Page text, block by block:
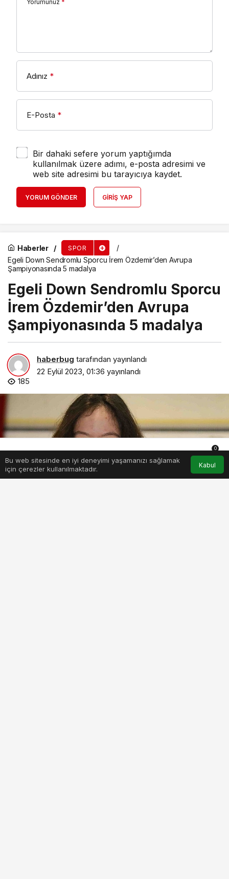
Yorumunuz *
Adınız *
E-Posta *
Bir dahaki sefere yorum yaptığımda
kullanılmak üzere adımı, e-posta adresimi ve
web site adresimi bu tarayıcıya kaydet.
YORUM GÖNDER GIRIŞ YAP
Haberler SPOR
Egeli Down Sendromlu Sporcu İrem Özdemir’den Avrupa
Şampiyonasında 5 madalya
Egeli Down Sendromlu Sporcu
İrem Özdemir’den Avrupa
Şampiyonasında 5 madalya
haberbug tarafından yayınlandı
22 Eylül 2023, 01:36 yayınlandı
185
Bu web sitesinde en iyi deneyimi yaşamanızı sağlamak
için çerezler kullanılmaktadır.
Kabul
Anasayfa Akış Hesabım Bildirimler
0